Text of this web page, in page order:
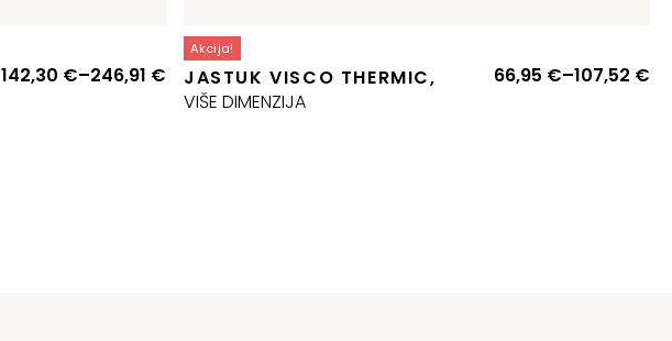
142,30 €–246,91 €Raspon
cijena:
od
Akcija!
JASTUK VISCO THERMIC,
VIŠE DIMENZIJA
66,95 €–107,52 €